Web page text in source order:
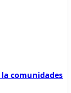
comunidades